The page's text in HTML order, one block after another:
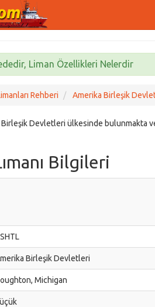
Liman Özellikleri Nelerdir
Rehberi Amerika Birleşik
Devletleri ülkesinde bulunmakta
Bilgileri
Birleşik Devletleri
Michigan